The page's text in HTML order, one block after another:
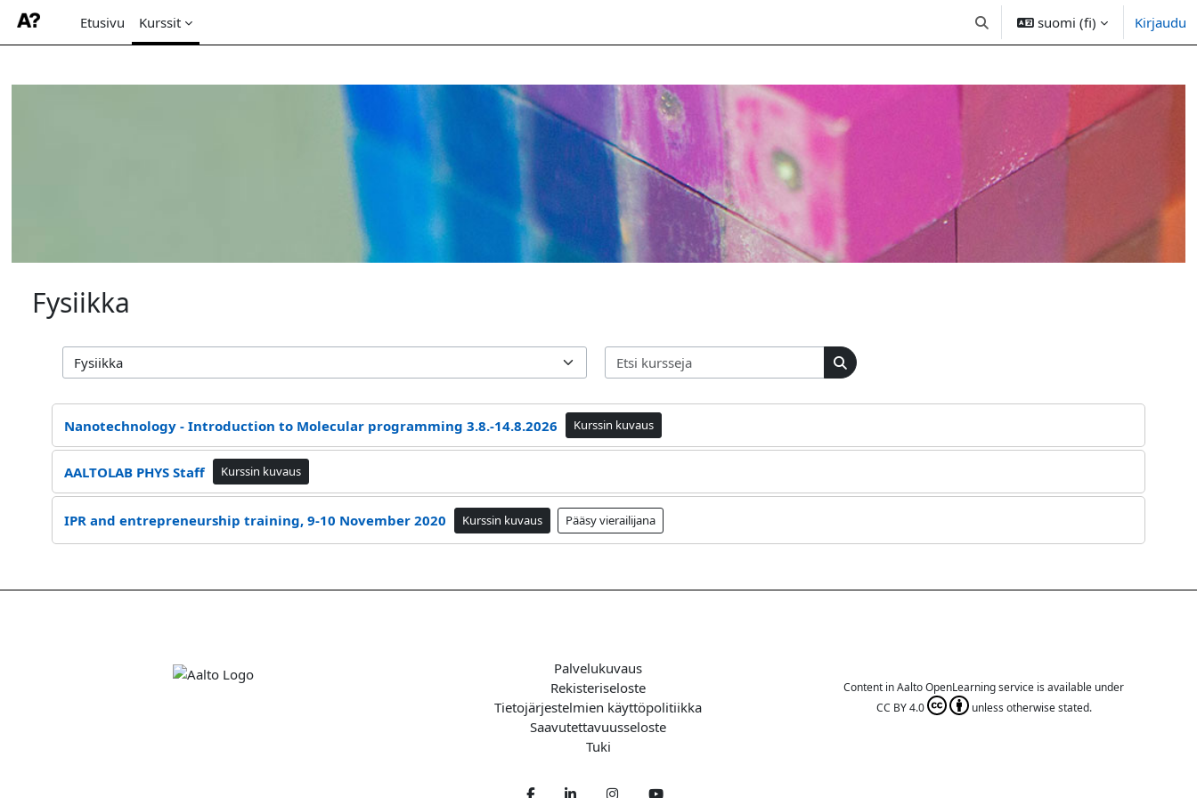
Siirry pääsisältöön
Etusivu Kurssit Vaihda hakusyöttöä
suomi (fi) Kirjaudu
Fysiikka
Kurssikategoriat
Etsi kursseja
Etsi kursseja
Nanotechnology - Introduction to Molecular programming 3.8.-14.8.2026 Kurssin kuvaus
AALTOLAB PHYS Staff Kurssin kuvaus
IPR and entrepreneurship training, 9-10 November 2020 Kurssin kuvaus Pääsy vierailijana
Palvelukuvaus
Rekisteriseloste
Tietojärjestelmien käyttöpolitiikka
Saavutettavuusseloste
Tuki
FacebookLinkedIn Twitter
Content in Aalto OpenLearning service is available under
CC BY 4.0
unless otherwise stated.